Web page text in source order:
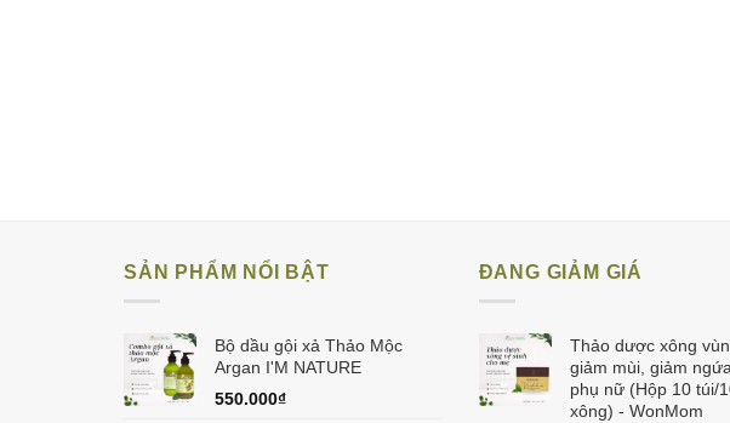
SẢN PHẨM NỔI BẬT
Bộ dầu gội xả Thảo Mộc
Argan I'M NATURE
550.000₫
ĐANG GIẢM GIÁ
Thảo dược xông
giảm mùi, giảm
phụ nữ (Hộp 10 túi/
xông) - WonMom